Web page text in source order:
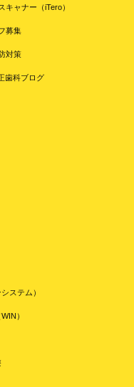
キャナー（iTero）
募集
対策
歯科ブログ
ステム）
）